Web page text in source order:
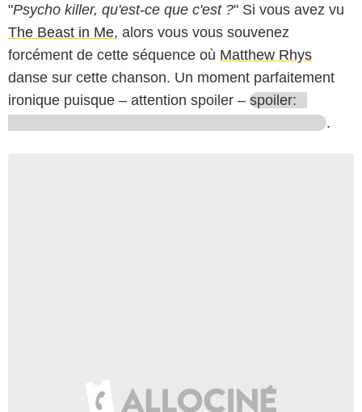
"Psycho killer, qu'est-ce que c'est ?" Si vous avez vu
The Beast in Me, alors vous vous souvenez
forcément de cette séquence où Matthew Rhys
danse sur cette chanson. Un moment parfaitement
ironique puisque – attention spoiler – spoiler:
.